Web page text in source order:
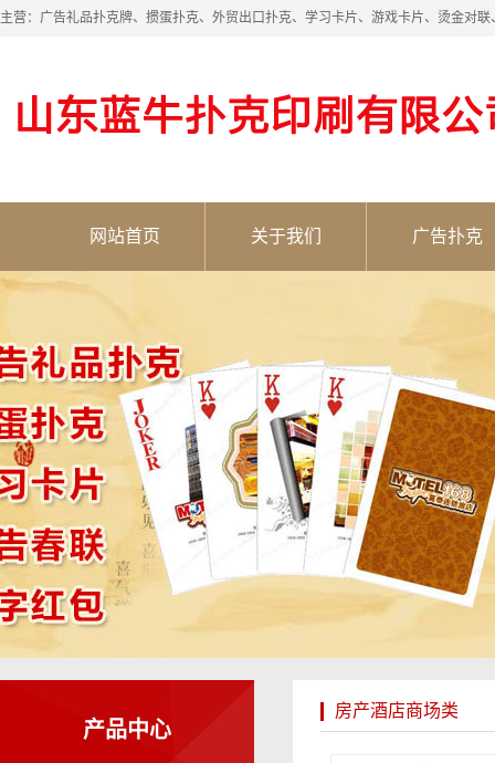
主营：广告礼品扑克牌、掼蛋扑克、外贸出口扑克、学习卡片、游戏卡片、烫金对联
网站首页 关于我们 广告扑克
产品中心
房产酒店商场类